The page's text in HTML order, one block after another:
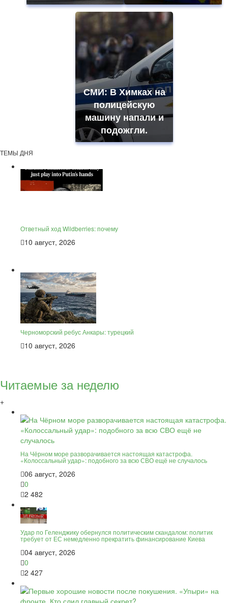
СМИ: В Химках на
полицейскую
машину напали и
подожгли.
ТЕМЫ ДНЯ
Ответный ход Wildberries: почему
10 август, 2026
Черноморский ребус Анкары: турецкий
10 август, 2026
Читаемые за неделю
+
На Чёрном море разворачивается настоящая катастрофа.
«Колоссальный удар»: подобного за всю СВО ещё не случалось
06 август, 2026
0
2 482
Удар по Геленджику обернулся политическим скандалом: политик
требует от ЕС немедленно прекратить финансирование Киева
04 август, 2026
0
2 427